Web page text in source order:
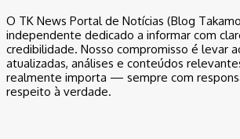
O TK News Portal de Notícias (Blog
independente dedicado a informar com
credibilidade. Nosso compromisso é levar
atualizadas, análises e conteúdos
realmente importa — sempre com
respeito à verdade.